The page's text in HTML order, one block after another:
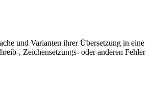
und Varianten ihrer Übersetzung in eine
, Zeichensetzungs- oder anderen Fehler